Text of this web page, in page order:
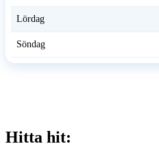
Lördag
Söndag
Hitta hit: